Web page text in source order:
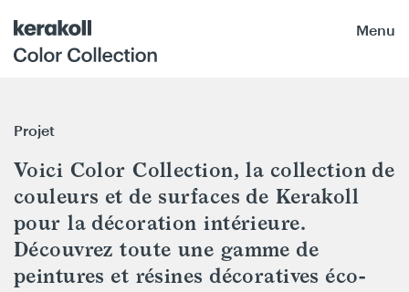
Menu
Projet
Voici Color Collection, la collection de
couleurs et de surfaces de Kerakoll
pour la décoration intérieure.
Découvrez toute une gamme de
peintures et résines décoratives éco-